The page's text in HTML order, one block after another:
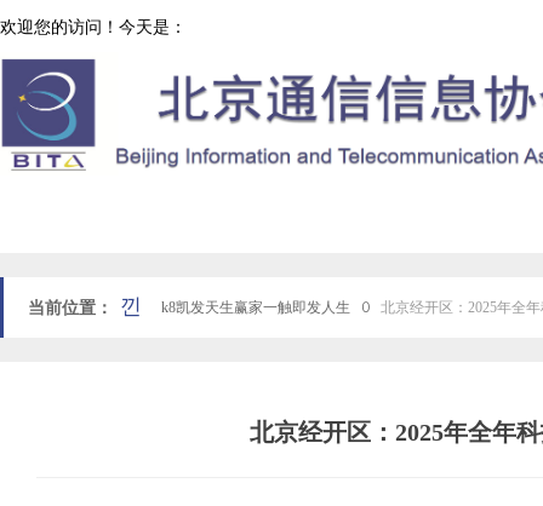
欢迎您的访问！今天是：
当前位置： k8凯发天生赢家一触即发人生 ꄲ 北京经开区：2025年全
낀
北京经开区：2025年全年